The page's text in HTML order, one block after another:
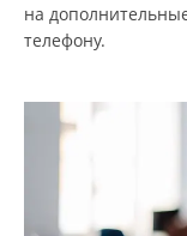
на
телефону.